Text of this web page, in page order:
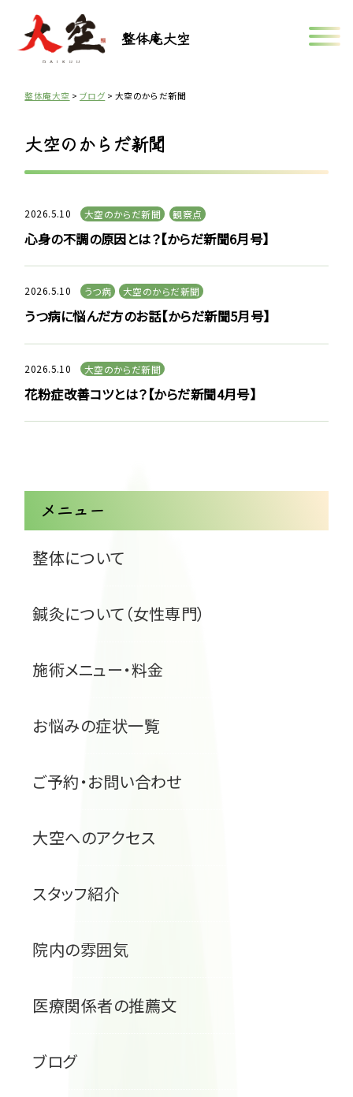
整体庵大空
整体庵大空 > ブログ > 大空のからだ新聞
大空のからだ新聞
2026.5.10 大空のからだ新聞 観察点
心身の不調の原因とは？【からだ新聞6月号】
2026.5.10 うつ病 大空のからだ新聞
うつ病に悩んだ方のお話【からだ新聞5月号】
2026.5.10 大空のからだ新聞
花粉症改善コツとは？【からだ新聞4月号】
メニュー
整体について
鍼灸について（女性専門）
施術メニュー・料金
お悩みの症状一覧
ご予約・お問い合わせ
大空へのアクセス
スタッフ紹介
院内の雰囲気
医療関係者の推薦文
ブログ